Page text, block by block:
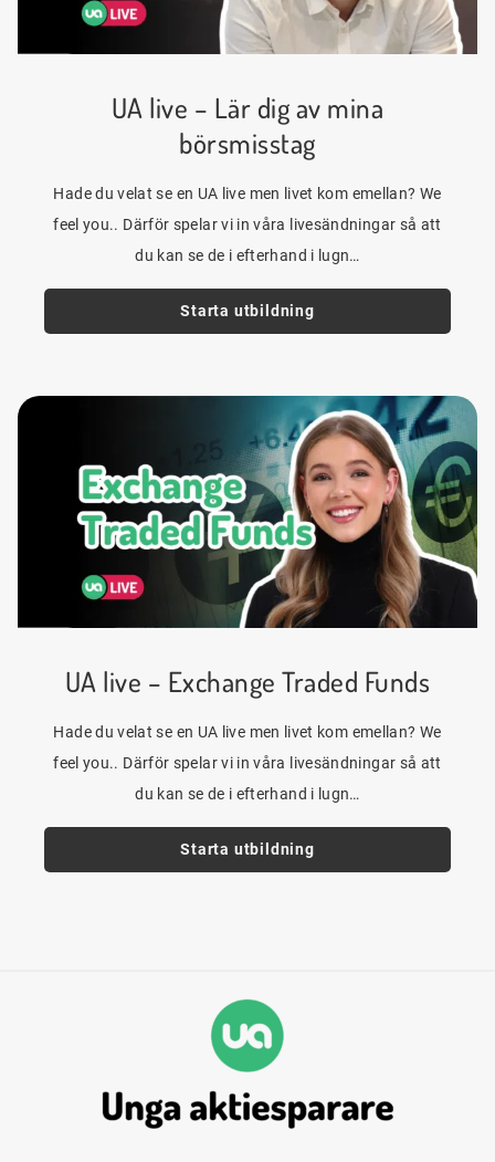
UA live – Lär dig av mina
börsmisstag
Hade du velat se en UA live men livet kom emellan? We
feel you.. Därför spelar vi in våra livesändningar så att
du kan se de i efterhand i lugn…
Starta utbildning
UA live – Exchange Traded Funds
Hade du velat se en UA live men livet kom emellan? We
feel you.. Därför spelar vi in våra livesändningar så att
du kan se de i efterhand i lugn…
Starta utbildning